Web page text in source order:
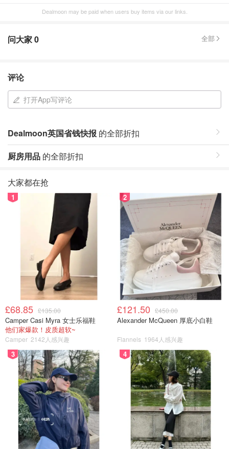
Dealmoon may be paid when users buy items via our links.
问大家0 全部
评论
打开App写评论
Dealmoon英国省钱快报 的全部折扣
厨房用品 的全部折扣
大家都在抢
1
£68.85 £135.00
Camper Casi Myra 女士乐福鞋
他们家爆款！皮质超软~
Camper 2142人感兴趣
2
£121.50 £450.00
Alexander McQueen 厚底小白鞋
Flannels 1964人感兴趣
3 4